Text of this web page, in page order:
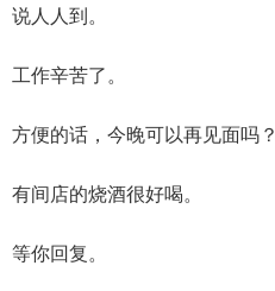
说人人到。
工作辛苦了。
方便的话，今晚可以再见面吗？
有间店的烧酒很好喝。
等你回复。